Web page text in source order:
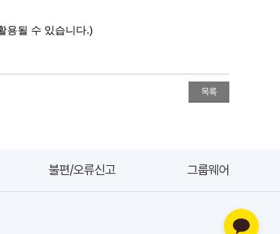
용될 수 있습니다.)
목록
불편/오류신고 그룹웨어